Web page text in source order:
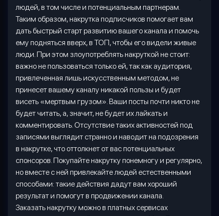
людей, в том числе и потенциальным партнерам.
Таким образом, накрутка подписчиков помогает вам
дать быстрый старт развитию вашего канала и помочь
ему подняться вверх, в ТОП, чтобы его видели живые
люди. При этом злоупотреблять накруткой не стоит:
важно не пользоваться только ей, так как аудитория,
привлеченная лишь искусственным методом, не
принесет вашему каналу никакой пользы и будет
висеть «мертвым грузом». Ваши посты почти никто не
будет читать, а, значит, не будет их лайкать и
комментировать. Отсутствие таких активностей под
записями выглядит странно и наводит на подозрения
в накрутке, что оттолкнет от вас потенциальных
спонсоров. Покупайте накрутку понемногу и регулярно,
но вместе с ней привлекайте людей естественными
способами: такие действия дадут вам хороший
результат и помогут в продвижении канала.
Заказать накрутку можно в платных сервисах